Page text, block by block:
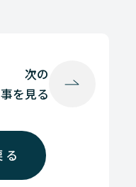
次の
を見る